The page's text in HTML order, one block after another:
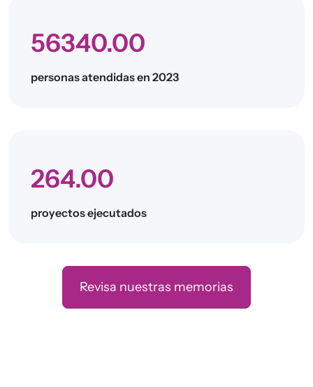
56340.00
personas atendidas en 2023
264.00
proyectos ejecutados
Revisa nuestras memorias